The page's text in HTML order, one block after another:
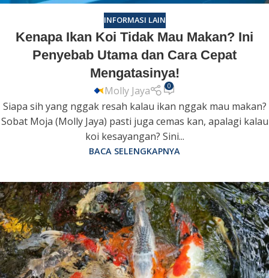
INFORMASI LAIN
Kenapa Ikan Koi Tidak Mau Makan? Ini
Penyebab Utama dan Cara Cepat
Mengatasinya!
Molly Jaya 0
Siapa sih yang nggak resah kalau ikan nggak mau makan?
Sobat Moja (Molly Jaya) pasti juga cemas kan, apalagi kalau
koi kesayangan? Sini...
BACA SELENGKAPNYA